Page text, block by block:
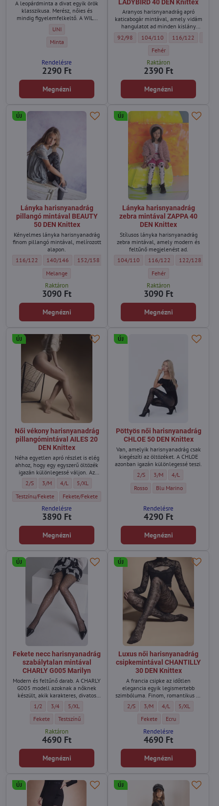
A leopárdminta a divat egyik örök
klasszikusa. Merész, nőies és
mindig figyelemfelkeltő. A WILD
áttetsző kivitelben hozza el, amely
elegánsan feldob bármilyen
Női zokni leopárdmintával WILD 20 DEN Knittex - Méret:
UNI
Női zokni leopárdmintával WILD 20 DEN Knittex - Szín:
Minta
Rendelésre
2290 Ft
Megnézni
LADYBIRD 40 DEN Knittex
Aranyos harisnyanadrág apró
katicabogár mintával, amely vidám
hangulatot ad minden kislány
Lányka harisnyanadrág katicabogár
92/98 Lányka harisnyanadrág
104/110 Lányka
116/122
Lányka harisnyanadrág
Fehér
Raktáron
2390 Ft
Megnézni
ÚJ
Lányka harisnyanadrág
pillangó mintával BEAUTY
50 DEN Knittex
Kényelmes lányka harisnyanadrág
finom pillangó mintával, melírozott
alapon.
Lányka harisnyanadrág pillangó mintával BEAUTY 50 DEN Knittex - Méret:
116/122 Lányka harisnyanadrág pillangó mintával BEAUTY 50 DEN Knittex -
140/146 Lányka harisnyanadrág pillangó mintával BEAUTY 50
152/158
Lányka harisnyanadrág pillangó mintával BEAUTY 50 DEN Knittex -
Melange
Raktáron
3090 Ft
Megnézni
ÚJ
Lányka harisnyanadrág
zebra mintával ZAPPA 40
DEN Knittex
Stílusos lányka harisnyanadrág
zebra mintával, amely modern és
feltűnő megjelenést ad.
Lányka harisnyanadrág zebra mintával
104/110 Lányka harisnyanadrág
116/122 Lányka
122/128
Lányka harisnyanadrág
Fehér
Raktáron
3090 Ft
Megnézni
ÚJ
Női vékony harisnyanadrág
pillangómintával AILES 20
DEN Knittex
Néha egyetlen apró részlet is elég
ahhoz, hogy egy egyszerű öltözék
igazán különlegessé váljon. Az
Női vékony harisnyanadrág pillangómintával AILES 20 DEN Knittex - Méret:
2/S Női vékony harisnyanadrág pillangómintával AILES 20 DEN Knittex -
3/M Női vékony harisnyanadrág pillangómintával AILES 20 DEN
4/L Női vékony harisnyanadrág pillangómintával AILES 20
5/XL
Női vékony harisnyanadrág pillangómintával AILES 20 DEN Knittex - Szín:
Testzínu/Fekete Női vékony harisnyanadrág pillangómintával AILES 20 DEN
Fekete/Fekete
Rendelésre
3890 Ft
Megnézni
ÚJ
Pöttyös női harisnyanadrág
CHLOE 50 DEN Knittex
Van, amelyik harisnyanadrág csak
kiegészíti az öltözéket. A CHLOE
azonban igazán különlegessé teszi.
Pöttyös női harisnyanadrág
2/S Pöttyös női
3/M Pöttyös női
4/L
Pöttyös női harisnyanadrág
Rosso Pöttyös női
Blu Marino
Rendelésre
4290 Ft
Megnézni
ÚJ
Fekete necc harisnyanadrág
szabálytalan mintával
CHARLY G005 Marilyn
Modern és feltűnő darab. A CHARLY
G005 modell azoknak a nőknek
készült, akik karakteres, divatos
Fekete necc harisnyanadrág szabálytalan mintával CHARLY G005 Marilyn
1/2 Fekete necc harisnyanadrág szabálytalan mintával CHARLY G005
3/4 Fekete necc harisnyanadrág szabálytalan mintával CHARLY
5/XL
Fekete necc harisnyanadrág szabálytalan mintával CHARLY G005 Marilyn
Fekete Fekete necc harisnyanadrág szabálytalan mintával CHARLY
Testszínű
Raktáron
4690 Ft
Megnézni
ÚJ
Luxus női harisnyanadrág
csipkemintával CHANTILLY
30 DEN Knittex
A francia csipke az időtlen
elegancia egyik legismertebb
szimbóluma. Finom, romantikus és
harisnyanadrág ezt a kifinomult
szépséget ötvözi modern dizájnnal,
legfeltűnőbb részletévé varázsolja.
Luxus női harisnyanadrág
2/S Luxus női harisnyanadrág
3/M Luxus női
4/L Luxus női
5/XL
Luxus női harisnyanadrág
Fekete Luxus női
Ecru
Rendelésre
4690 Ft
Megnézni
ÚJ ÚJ